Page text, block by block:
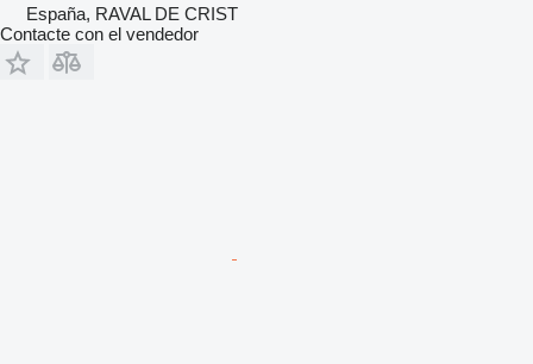
España, RAVAL DE CRIST
Contacte con el vendedor